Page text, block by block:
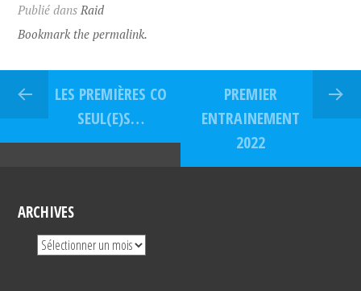
Publié dans Raid
Bookmark the permalink.
LES PREMIÈRES CO
SEUL(E)S…
PREMIER
ENTRAINEMENT
2022
ARCHIVES